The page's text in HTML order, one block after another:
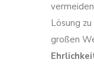
Lösung
großen